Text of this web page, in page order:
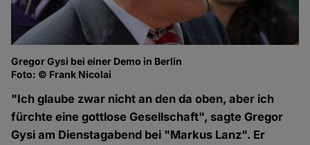
Gregor Gysi bei einer Demo in Berlin
Foto: © Frank Nicolai
"Ich glaube zwar nicht an den da oben, aber ich
fürchte eine gottlose Gesellschaft", sagte Gregor
Gysi am Dienstagabend bei "Markus Lanz". Er